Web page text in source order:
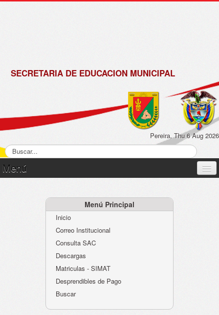
SECRETARIA DE EDUCACION MUNICIPAL
Pereira, Thu 6 Aug 2026
Menú
Atención al Ciudadano
Instituciones Educativas
Despacho Secretaría
Evaluación desempeño
Humano-Cesantías
Menú Principal
Inicio
Correo Institucional
Consulta SAC
Descargas
Matriculas - SIMAT
Desprendibles de Pago
Buscar
de